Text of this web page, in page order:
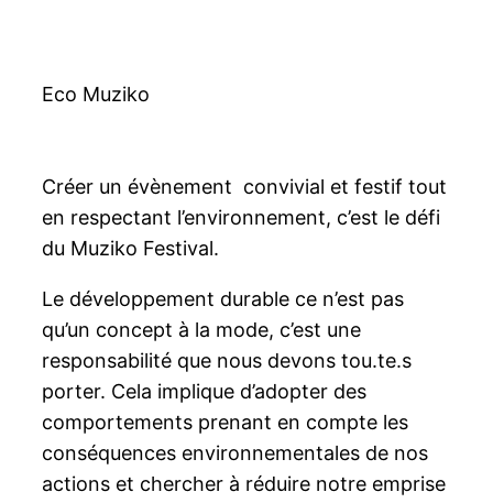
Eco Muziko
Créer un évènement convivial et festif tout
en respectant l’environnement, c’est le défi
du Muziko Festival.
Le développement durable ce n’est pas
qu’un concept à la mode, c’est une
responsabilité que nous devons tou.te.s
porter. Cela implique d’adopter des
comportements prenant en compte les
conséquences environnementales de nos
actions et chercher à réduire notre emprise